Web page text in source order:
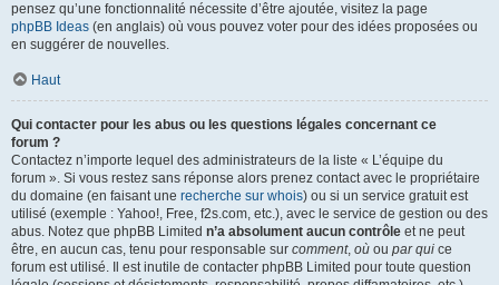
pensez qu’une fonctionnalité nécessite d’être ajoutée, visitez la page
phpBB Ideas (en anglais) où vous pouvez voter pour des idées proposées ou
en suggérer de nouvelles.
Haut
Qui contacter pour les abus ou les questions légales concernant ce
forum ?
Contactez n’importe lequel des administrateurs de la liste « L’équipe du
forum ». Si vous restez sans réponse alors prenez contact avec le propriétaire
du domaine (en faisant une recherche sur whois) ou si un service gratuit est
utilisé (exemple : Yahoo!, Free, f2s.com, etc.), avec le service de gestion ou des
abus. Notez que phpBB Limited n’a absolument aucun contrôle et ne peut
être, en aucun cas, tenu pour responsable sur comment, où ou par qui ce
forum est utilisé. Il est inutile de contacter phpBB Limited pour toute question